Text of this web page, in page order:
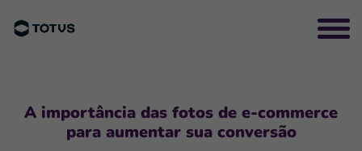
A importância das fotos de e-commerce
para aumentar sua conversão